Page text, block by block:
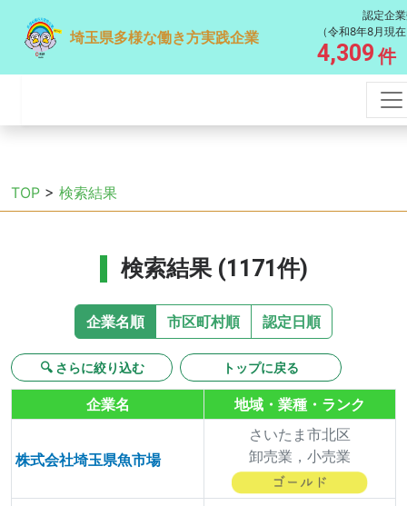
埼玉県多様な働き方実践企業
認定企
（令和8年8月現
4,309 件
TOP > 検索結果
検索結果 (1171件)
企業名順 市区町村順 認定日順
🔍 さらに絞り込む トップに戻る
企業名 地域・業種・ランク
株式会社埼玉県魚市場
さいたま市北区
卸売業，小売業